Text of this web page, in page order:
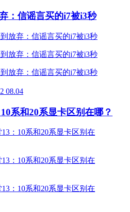
：信谣言买的i7被i3秒
08.04
系和20系显卡区别在哪？